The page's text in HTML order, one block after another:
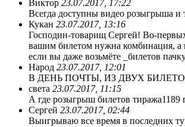
Виктор 23.07.2017, 17:22
Всегда доступны видео розыгрыша и
Кукан 23.07.2017, 13:16
Господин-товарищ Сергей! Во-
вашим билетом нужна комбинация, а
если вы даже возьмёте _билетов
Народ 23.07.2017, 12:01
В ДЕНЬ ПОЧТЫ, ИЗ ДВУХ
света 23.07.2017, 11:15
А где розыгрыш билетов
Сергей 23.07.2017, 02:44
Выигрываю все время в последних